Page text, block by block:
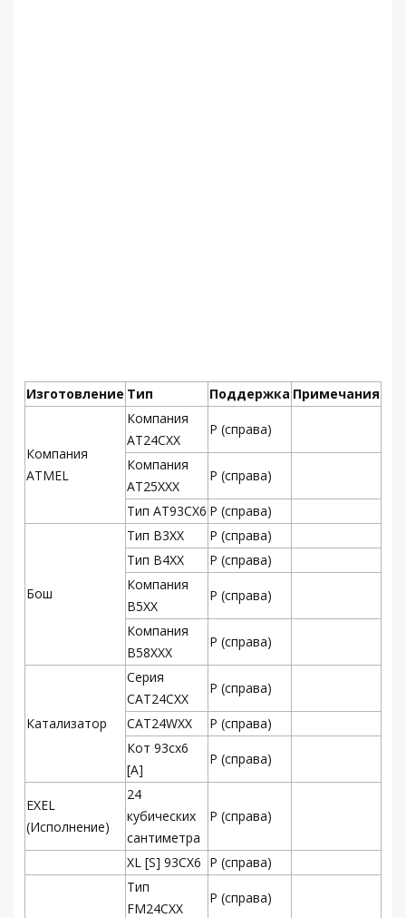
Изготовление Тип Поддержка Примечания
Компания
ATMEL
Компания
AT24CXX
Р (справа)
Компания
AT25XXX
Р (справа)
Тип AT93CX6 Р (справа)
Бош
Тип B3XX
Р (справа)
Тип B4XX
Р (справа)
Компания
B5XX
Р (справа)
Компания
B58XXX
Р (справа)
Катализатор
Серия
CAT24CXX
Р (справа)
CAT24WXX
Р (справа)
Кот 93cx6
[A]
Р (справа)
EXEL
(Исполнение)
24
кубических
сантиметра
Р (справа)
XL [S] 93CX6 Р (справа)
Тип
FM24CXX
Р (справа)